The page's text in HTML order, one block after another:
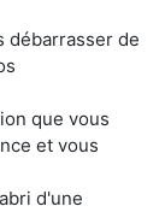
débarrasser de
que vous
et vous
d'une